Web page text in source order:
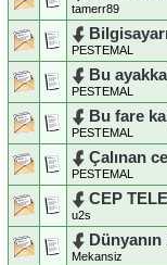
tamerr89
PESTEMAL
Bu
PESTEMAL
Bu fare
PESTEMAL
Çalınan
PESTEMAL
CEP
u2s
Dünyanın
Mekansiz